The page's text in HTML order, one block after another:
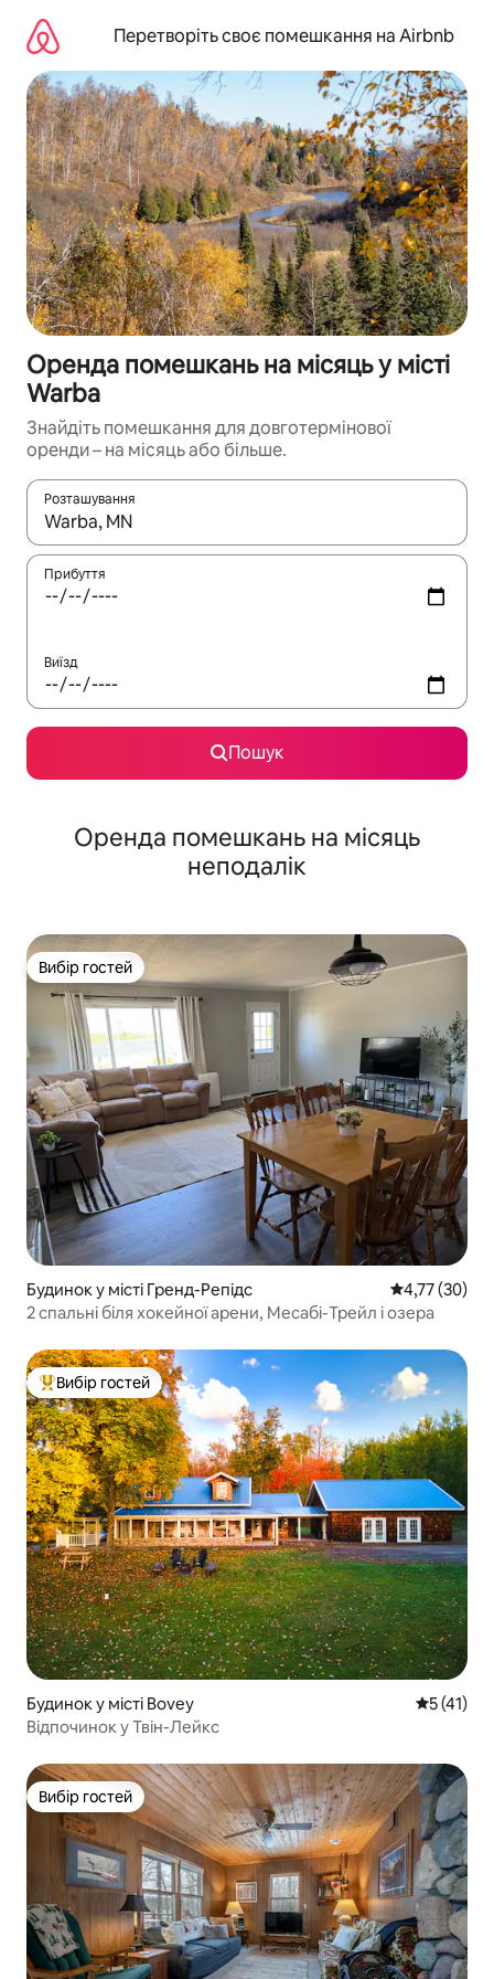
вмісту
Перетворіть своє помешкання на Airbnb
Оренда помешкань на місяць у місті
Warba
Знайдіть помешкання для довготермінової
оренди – на місяць або більше.
Розташування
Отримавши результати пошуку, використовуйте для
Прибуття
Виїзд
Пошук
Оренда помешкань на місяць
неподалік
Вибір гостей
Вибір гостей
Будинок у місті Гренд-Репідс Середня
4,77 (30)
2 спальні біля хокейної арени, Месабі-Трейл і озера
Топ вибір гостей
Вибір гостей
Будинок у місті Bovey Середня
5 (41)
Відпочинок у Твін-Лейкс
Вибір гостей
Вибір гостей